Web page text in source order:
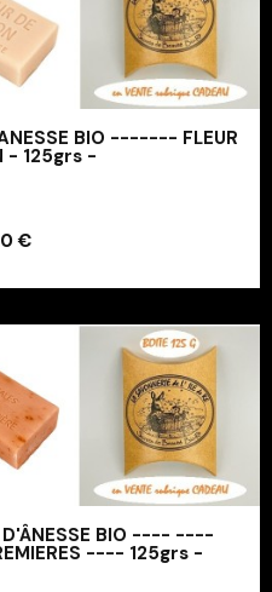
BIO ------- FLEUR
- 125grs -
€
panier
BIO ---- ----
---- 125grs -